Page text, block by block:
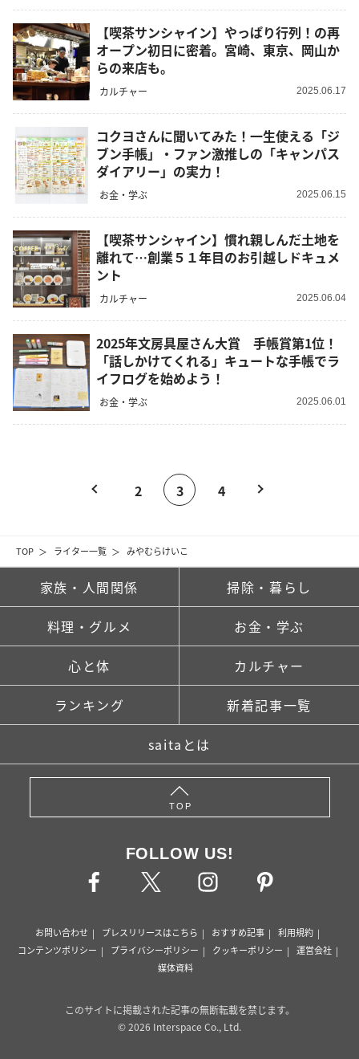
TOP ライター一覧 みやむらけいこ
【喫茶サンシャイン】やっぱり行列！の再
オープン初日に密着。宮崎、東京、岡山か
らの来店も。
カルチャー 2025.06.17
コクヨさんに聞いてみた！一生使える「ジ
ブン手帳」・ファン激推しの「キャンパス
ダイアリー」の実力！
お金・学ぶ 2025.06.15
【喫茶サンシャイン】慣れ親しんだ土地を
離れて…創業５１年目のお引越しドキュメ
ント
カルチャー 2025.06.04
2025年文房具屋さん大賞 手帳賞第1位！
「話しかけてくれる」キュートな手帳でラ
イフログを始めよう！
お金・学ぶ 2025.06.01
2 3 4
家族・人間関係 掃除・暮らし
料理・グルメ お金・学ぶ
心と体 カルチャー
ランキング 新着記事一覧
saitaとは
TOP
FOLLOW US!
お問い合わせ プレスリリースはこちら おすすめ記事
利用規約
コンテンツポリシー
プライバシーポリシー クッキーポリシー
運営会社
媒体資料
このサイトに掲載された記事の無断転載を禁じます。
© 2026 Interspace Co., Ltd.